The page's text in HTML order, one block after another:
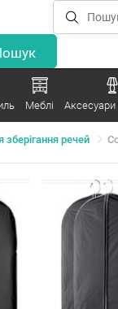
Меблі Аксесуари
зберігання речей